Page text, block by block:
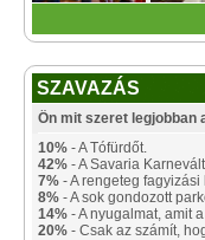
SZAVAZÁS
Ön mit szeret legjobban
10% - A Tófürdőt.
42% - A Savaria
7% - A rengeteg
8% - A sok gondozott
14% - A nyugalmat, amit
20% - Csak az számít,